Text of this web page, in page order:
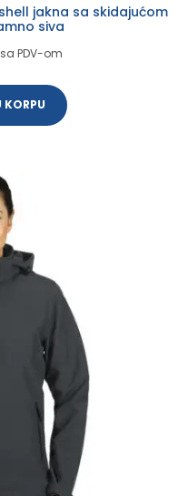
jakna sa skidajućom
siva
PDV-om
KORPU